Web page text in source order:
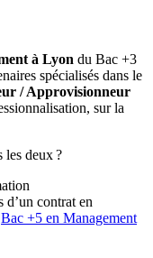
à Lyon du Bac +3
spécialisés dans le
/ Approvisionneur
sur la
deux ?
d’un contrat en
Bac +5 en Management